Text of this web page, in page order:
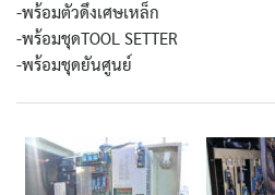
-พร้อมตัวดึงเศษเหล็ก
-พร้อมชุดTOOL SETTER
-พร้อมชุดยันศูนย์